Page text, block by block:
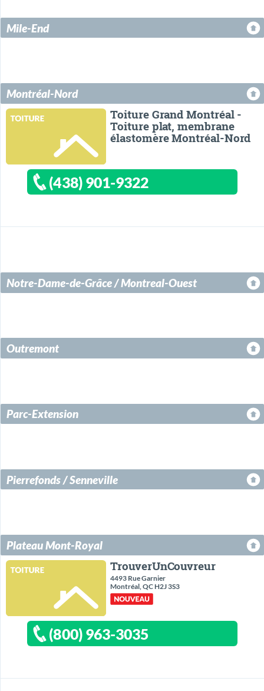
Mile-End
Montréal-Nord
Toiture Grand Montréal -
Toiture plat, membrane
élastomère Montréal-Nord
(438) 901-9322
Notre-Dame-de-Grâce / Montreal-Ouest
Outremont
Parc-Extension
Pierrefonds / Senneville
Plateau Mont-Royal
TrouverUnCouvreur
4493 Rue Garnier
Montréal, QC H2J 3S3
(800) 963-3035